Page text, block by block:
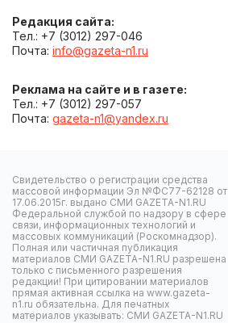
Редакция сайта:
Тел.: +7 (3012) 297-046
Почта: info@gazeta-n1.ru
Реклама на сайте и в газете:
Тел.: +7 (3012) 297-057
Почта: gazeta-n1@yandex.ru
Свидетельство о регистрации средства
массовой информации Эл №ФС77-62128 от
17.06.2015г. выдано СМИ GAZETA-N1.RU
Федеральной службой по надзору в сфере
связи, информационных технологий и
массовых коммуникаций (Роскомнадзор).
Полная или частичная публикация
материалов СМИ GAZETA-N1.RU разрешена
только с письменного разрешения
редакции! При цитировании материалов
прямая активная ссылка на www.gazeta-
n1.ru обязательна. Для печатных
материалов указывать: СМИ GAZETA-N1.RU